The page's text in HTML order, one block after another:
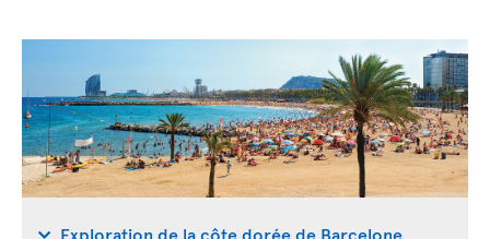
Exploration de la côte dorée de Barcelone